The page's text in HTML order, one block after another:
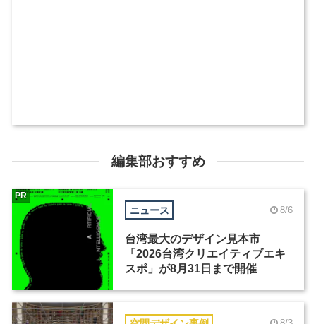
編集部おすすめ
ニュース 8/6
台湾最大のデザイン見本市
「2026台湾クリエイティブエキ
スポ」が8月31日まで開催
PR